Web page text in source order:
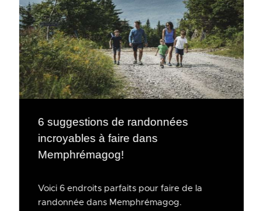
6 suggestions de randonnées
incroyables à faire dans
Memphrémagog!
Voici 6 endroits parfaits pour faire de la
randonnée dans Memphrémagog.